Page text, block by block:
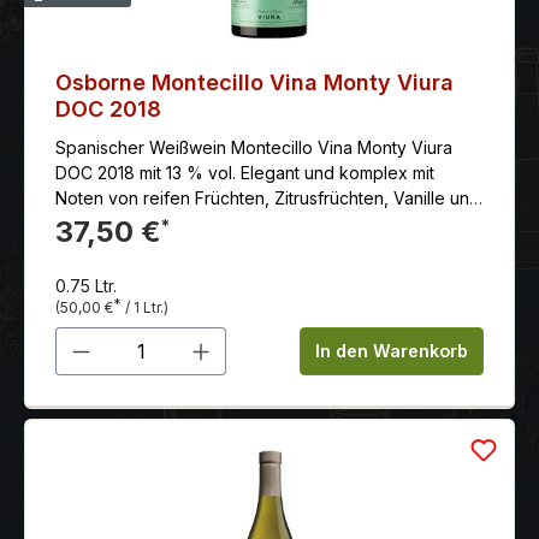
des individuellen Terroir-Charakters des Weinbergs
und - sozusagen stellvertretend - der gesamten
Osborne Montecillo Vina Monty Viura
DOC 2018
Spanischer Weißwein Montecillo Vina Monty Viura
DOC 2018 mit 13 % vol. Elegant und komplex mit
Noten von reifen Früchten, Zitrusfrüchten, Vanille und
Gewürzen. Die feine Säure sorgt für Frische und
Balance. Langer und anhaltender Abgang mit
hervorragend zu Fischgerichten, weißem Fleisch,
Pasta und gereiftem Käse.
37,50 €*
0.75 Ltr.
(50,00 €* / 1 Ltr.)
Produkt Anzahl: Gib denIn den Warenkorb